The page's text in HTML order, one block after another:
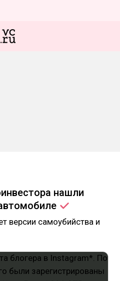
нашли
версии самоубийства и